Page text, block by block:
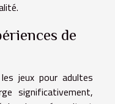
de
jeux pour adultes
significativement,